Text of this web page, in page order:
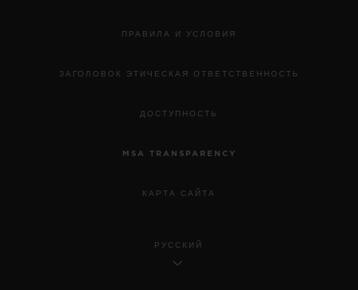
ПРАВИЛА И УСЛОВИЯ
ЗАГОЛОВОК ЭТИЧЕСКАЯ ОТВЕТСТВЕННОСТЬ
ДОСТУПНОСТЬ
MSA TRANSPARENCY
КАРТА САЙТА
РУССКИЙ